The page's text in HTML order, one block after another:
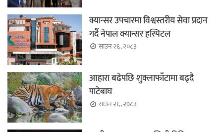
क्यान्सर उपचारमा विश्वस्तरीय सेवा प्रदान
गर्दै नेपाल क्यान्सर हस्पिटल
साउन २६, २०८३
आहारा बढेपछि शुक्लाफाँटामा बढ्दै
पाटेबाघ
साउन २६, २०८३